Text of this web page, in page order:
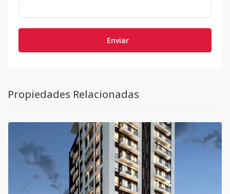
Enviar
Propiedades Relacionadas